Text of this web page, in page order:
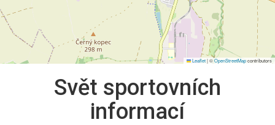
Leaflet|©OpenStreetMapcontributors
Svět sportovních
informací